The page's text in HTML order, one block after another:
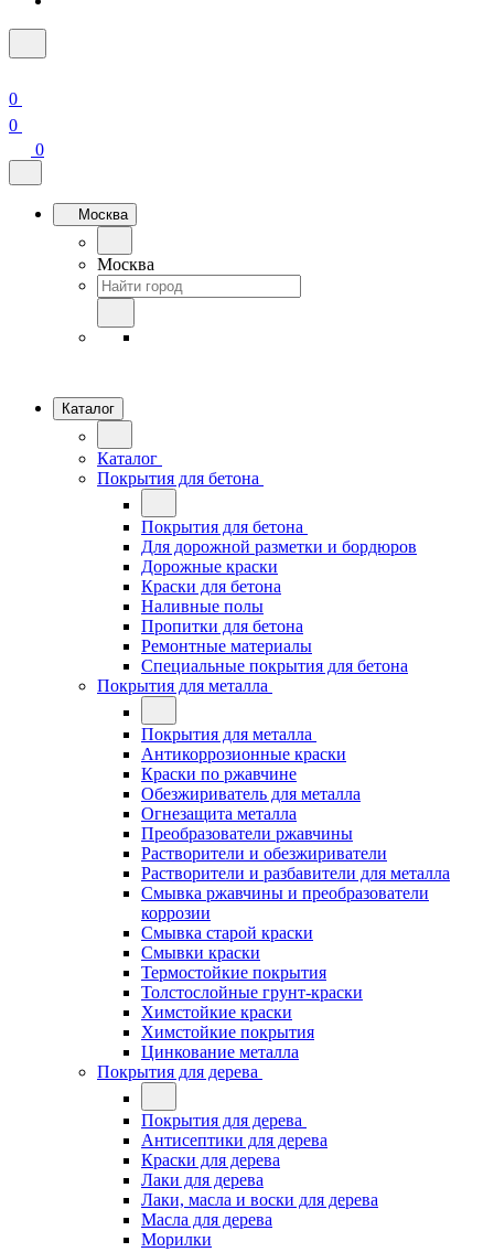
0
0
0
Москва
Москва
Каталог
Каталог
Покрытия для бетона
Покрытия для бетона
Для дорожной разметки и бордюров
Дорожные краски
Краски для бетона
Наливные полы
Пропитки для бетона
Ремонтные материалы
Специальные покрытия для бетона
Покрытия для металла
Покрытия для металла
Антикоррозионные краски
Краски по ржавчине
Обезжириватель для металла
Огнезащита металла
Преобразователи ржавчины
Растворители и обезжириватели
Растворители и разбавители для металла
Смывка ржавчины и преобразователи
коррозии
Смывка старой краски
Смывки краски
Термостойкие покрытия
Толстослойные грунт-краски
Химстойкие краски
Химстойкие покрытия
Цинкование металла
Покрытия для дерева
Покрытия для дерева
Антисептики для дерева
Краски для дерева
Лаки для дерева
Лаки, масла и воски для дерева
Масла для дерева
Морилки